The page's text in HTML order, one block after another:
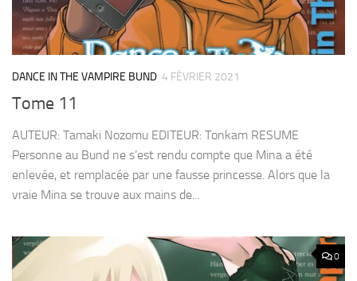
DANCE IN THE VAMPIRE BUND 4 FÉVRIER 2021
Tome 11
AUTEUR: Tamaki Nozomu EDITEUR: Tonkam RESUME
Personne au Bund ne s’est rendu compte que Mina a été
enlevée, et remplacée par une fausse princesse. Alors que la
vraie Mina se trouve aux mains de...
0